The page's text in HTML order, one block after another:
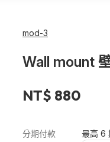
mod-3
Wall mount
NT$ 880
分期付款 最高 6